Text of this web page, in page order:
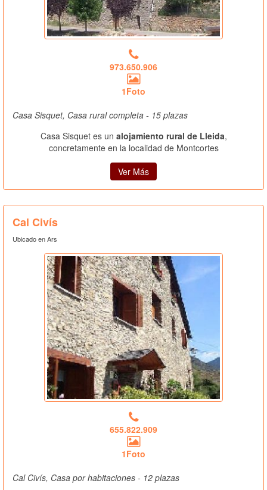
973.650.906
1Foto
Casa Sisquet, Casa rural completa - 15 plazas
Casa Sisquet es un alojamiento rural de Lleida,
concretamente en la localidad de Montcortes
Ver Más
Cal Civís
Ubicado en Ars
655.822.909
1Foto
Cal Civís, Casa por habitaciones - 12 plazas